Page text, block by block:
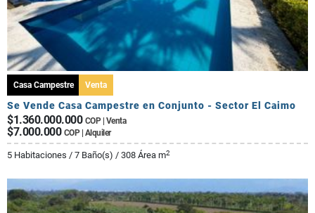
Casa Campestre Venta
Se Vende Casa Campestre en Conjunto - Sector El Caimo
$1.360.000.000 COP | Venta
$7.000.000 COP | Alquiler
5 Habitaciones / 7 Baño(s) / 308 Área m2